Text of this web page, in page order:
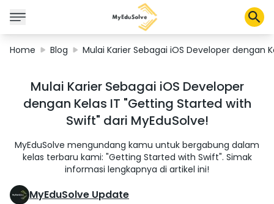
Solusi Perusahaan
Sertifikasi
Program
Tentang Kami
Home Blog Mulai Karier Sebagai iOS Developer dengan
Mulai Karier Sebagai iOS Developer
dengan Kelas IT "Getting Started with
Swift" dari MyEduSolve!
MyEduSolve mengundang kamu untuk bergabung dalam
kelas terbaru kami: "Getting Started with Swift". Simak
informasi lengkapnya di artikel ini!
MyEduSolve Update